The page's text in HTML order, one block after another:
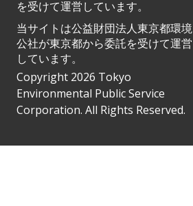
を受けて運営しています。
当サイトは公益財団法人東京都環境
公社が東京都から委託を受けて運営
しています。
Copyright 2026 Tokyo
Environmental Public Service
Corporation. All Rights Reserved.